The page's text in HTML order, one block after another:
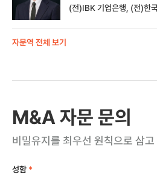
(전)IBK 기업은행, (전)한
자문역 전체 보기
M&A 자문 문의
비밀유지를 최우선 원칙으로 삼
성함 *